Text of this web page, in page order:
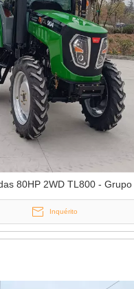
80HP 2WD TL800 - Grupo
Inquérito